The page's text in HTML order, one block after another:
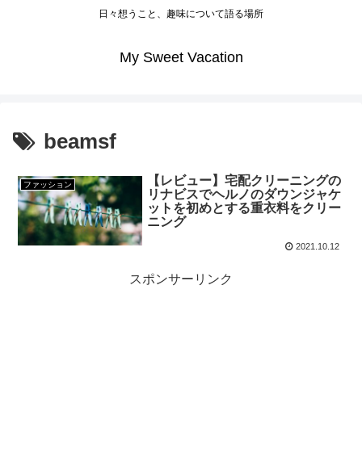
日々想うこと、趣味について語る場所
My Sweet Vacation
beamsf
ファッション
【レビュー】宅配クリーニングの
リナビスでヘルノのダウンジャケ
ットを初めとする重衣料をクリー
ニング
2021.10.12
スポンサーリンク